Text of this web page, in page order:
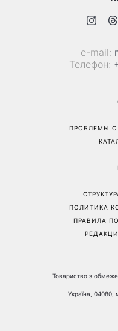
Дорофеева рассказала о
проблемах со здоровьем